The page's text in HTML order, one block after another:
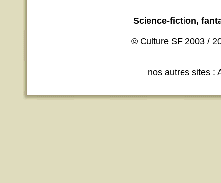
Science-fiction,
© Culture SF 2003 /
nos autres sites :